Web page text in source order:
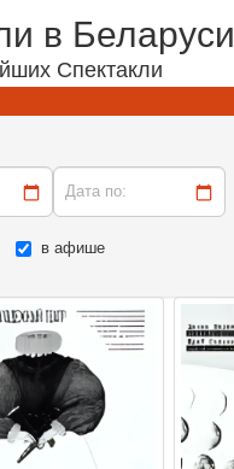
в Беларуси
Спектакли
Дата по:
в афише